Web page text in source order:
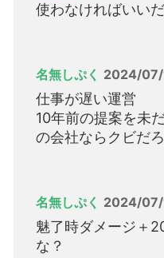
使わなければいい
名無しぷく 2024/
仕事が遅い運営
10年前の提案を未
の会社ならクビだろ
名無しぷく 2024/
魅了時ダメージ＋
な？